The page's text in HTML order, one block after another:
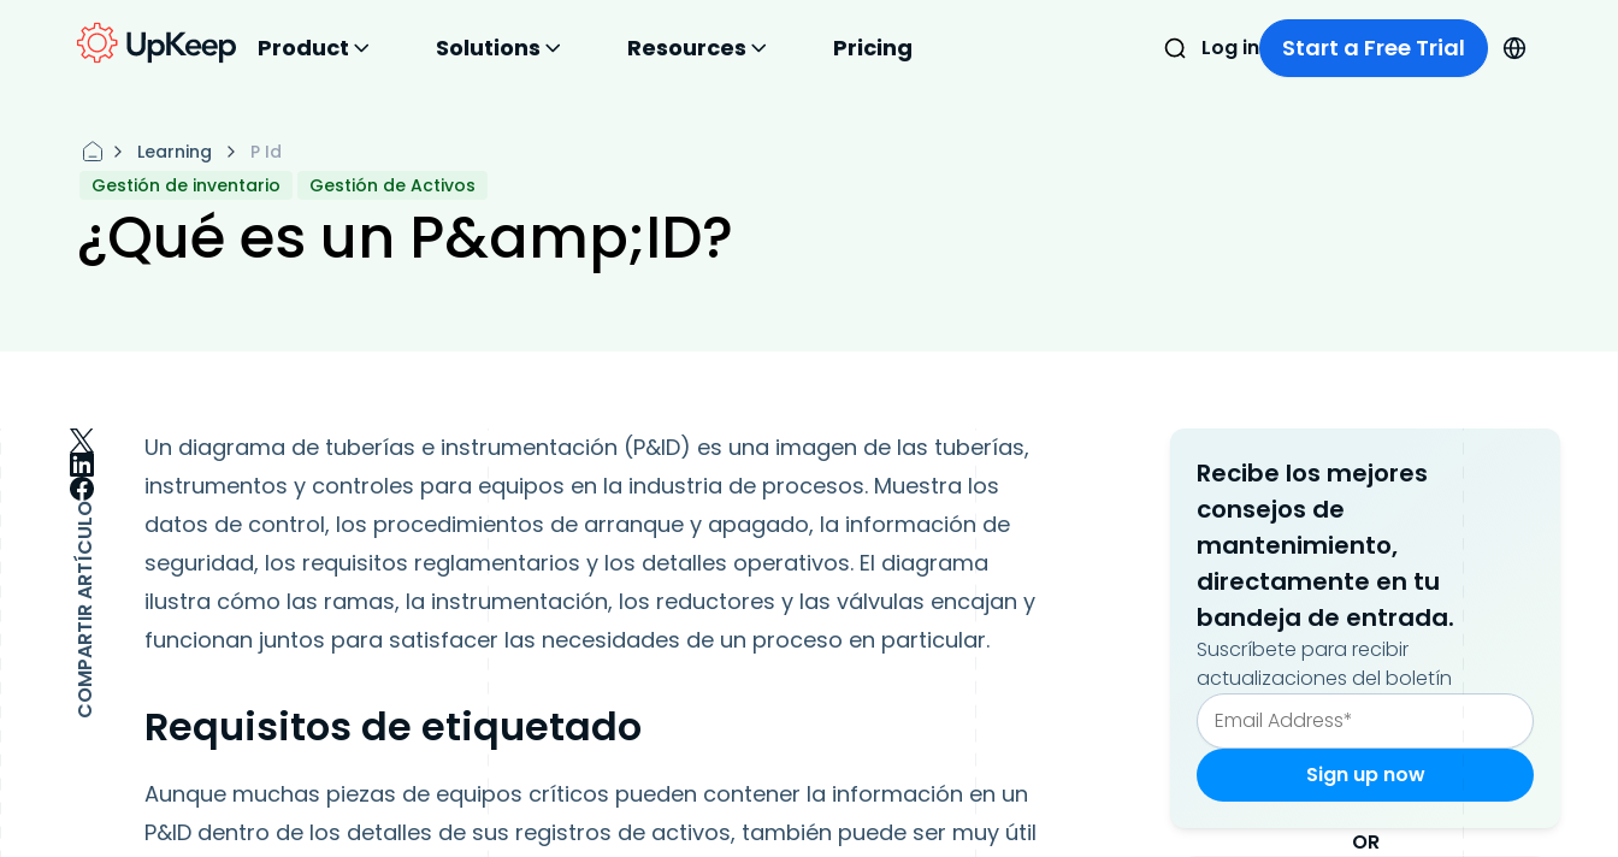
Product Solutions Resources Pricing Log in Start a Free Trial
Learning
P Id
Gestión de inventario
Gestión de Activos
¿Qué es un P&amp;ID?
COMPARTIR ARTÍCULO
Un diagrama de tuberías e instrumentación (P&ID) es una imagen de las tuberías,
instrumentos y controles para equipos en la industria de procesos. Muestra los
datos de control, los procedimientos de arranque y apagado, la información de
seguridad, los requisitos reglamentarios y los detalles operativos. El diagrama
ilustra cómo las ramas, la instrumentación, los reductores y las válvulas encajan y
funcionan juntos para satisfacer las necesidades de un proceso en particular.
Requisitos de etiquetado
Aunque muchas piezas de equipos críticos pueden contener la información en un
P&ID dentro de los detalles de sus registros de activos, también puede ser muy útil
Recibe los mejores
consejos de
mantenimiento,
directamente en tu
bandeja de entrada.
Suscríbete para recibir
actualizaciones del boletín
OR